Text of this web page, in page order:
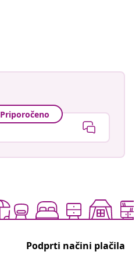
Priporočeno
Podprti načini plačila